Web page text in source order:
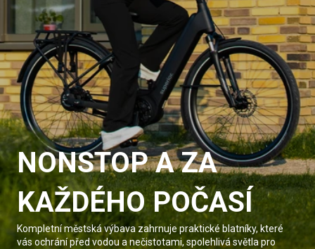
NONSTOP A ZA
KAŽDÉHO POČASÍ
Kompletní městská výbava zahrnuje praktické blatníky, které
vás ochrání před vodou a nečistotami, spolehlivá světla pro